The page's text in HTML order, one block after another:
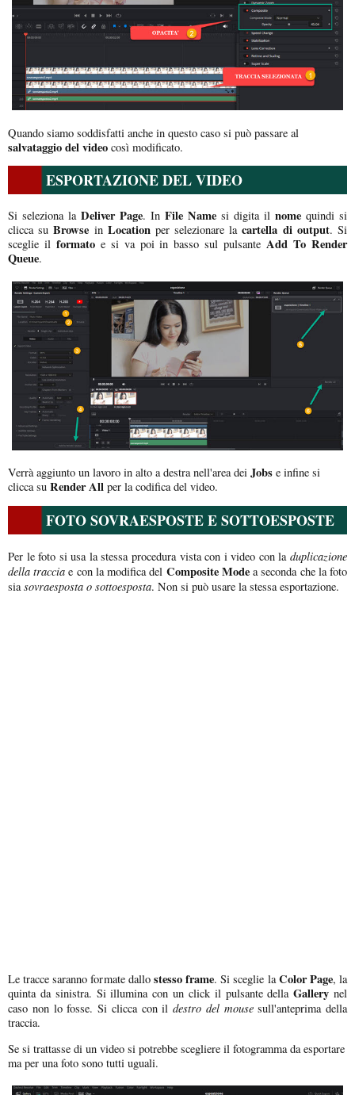
Quando siamo soddisfatti anche in questo caso si può passare al
salvataggio del video così modificato.
ESPORTAZIONE DEL VIDEO
Si seleziona la Deliver Page. In File Name si digita il nome quindi si
clicca suBrowse in Locationper selezionare lacartella di output. Si
sceglie ilformatoe si va poi in basso sul pulsanteAdd To Render
Queue.
Verrà aggiunto un lavoro in alto a destra nell'area dei Jobs e infine si
clicca su Render All per la codifica del video.
FOTO SOVRAESPOSTE E SOTTOESPOSTE
Per le foto si usa la stessa procedura vista con i video con laduplicazione
della traccia e con la modifica del Composite Modea seconda che la foto
siasovraesposta o sottoesposta. Non si può usare la stessa esportazione.
Le tracce saranno formate dallo stesso frame. Si sceglie laColor Page, la
quinta da sinistra. Si illumina con un click il pulsante dellaGallerynel
caso non lo fosse. Si clicca con il destro del mousesull'anteprima della
traccia.
Se si trattasse di un video si potrebbe scegliere il fotogramma da esportare
ma per una foto sono tutti uguali.